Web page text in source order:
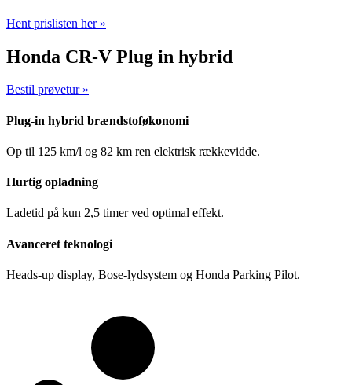
Hent prislisten her »
Honda CR-V Plug in hybrid
Bestil prøvetur »
Plug-in hybrid brændstoføkonomi
Op til 125 km/l og 82 km ren elektrisk rækkevidde.
Hurtig opladning
Ladetid på kun 2,5 timer ved optimal effekt.
Avanceret teknologi
Heads-up display, Bose-lydsystem og Honda Parking Pilot.